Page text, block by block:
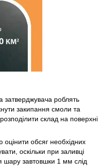
затверджувача роблять
закипання смоли та
склад на поверхні
обсяг необхідних
оскільки при заливці
завтовшки 1 мм слід